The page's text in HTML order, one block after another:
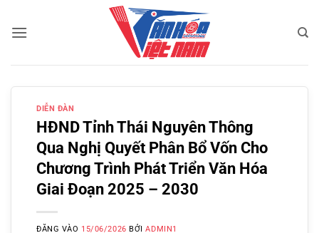
qua
dung
DIỄN ĐÀN
HĐND Tỉnh Thái Nguyên Thông
Qua Nghị Quyết Phân Bổ Vốn Cho
Chương Trình Phát Triển Văn Hóa
Giai Đoạn 2025 – 2030
ĐĂNG VÀO 15/06/2026 BỞIADMIN1